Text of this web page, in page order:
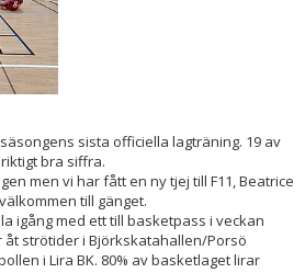
sista officiella lagträning. 19 av
bra siffra.
men vi har fått en ny tjej till F11, Beatrice
till gänget.
igång med ett till basketpass i veckan
åt strötider i Björkskatahallen/Porsö
i Lira BK. 80% av basketlaget lirar